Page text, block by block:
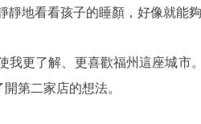
靜地看看孩子的睡顏，好像就能
我更了解、更喜歡福州這座城市
第二家店的想法。